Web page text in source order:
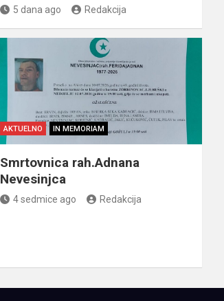
5 dana ago Redakcija
AKTUELNO IN MEMORIAM
Smrtovnica rah.Adnana
Nevesinjca
4 sedmice ago Redakcija